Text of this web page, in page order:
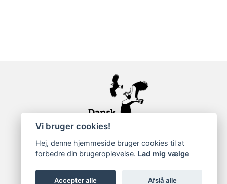
Vi bruger cookies!
Hej, denne hjemmeside bruger cookies til at
forbedre din brugeroplevelse. Lad mig vælge
Accepter alle Afslå alle